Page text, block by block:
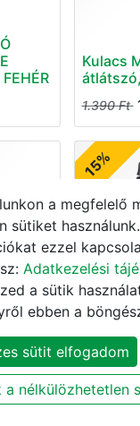
Kulacs
1.390Ft
15%
Kulacs
fekete
1.290Ft
15%
a megfelelő
sütiket
ezzel
Adatkezelési
a sütik
ebben a
sütit elfogadom
a nélkülözhetetlen